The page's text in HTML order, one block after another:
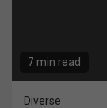
7 min read
Diverse